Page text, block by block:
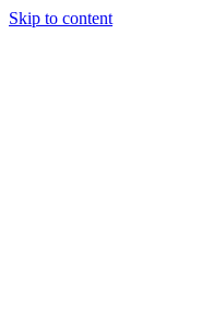
Skip to content